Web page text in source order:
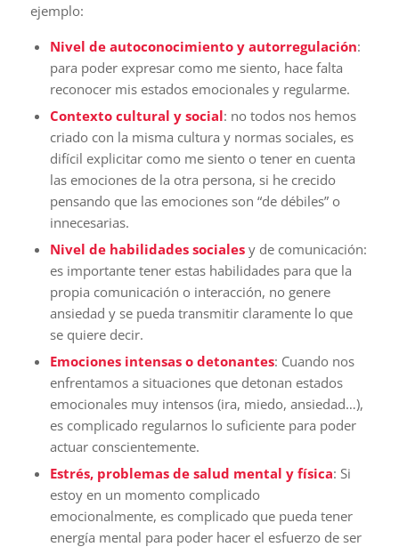
ejemplo:
Nivel de autoconocimiento y autorregulación:
para poder expresar como me siento, hace falta
reconocer mis estados emocionales y regularme.
Contexto cultural y social: no todos nos hemos
criado con la misma cultura y normas sociales, es
difícil explicitar como me siento o tener en cuenta
las emociones de la otra persona, si he crecido
pensando que las emociones son “de débiles” o
innecesarias.
Nivel de habilidades socialesy de comunicación:
es importante tener estas habilidades para que la
propia comunicación o interacción, no genere
ansiedad y se pueda transmitir claramente lo que
se quiere decir.
Emociones intensas o detonantes: Cuando nos
enfrentamos a situaciones que detonan estados
emocionales muy intensos (ira, miedo, ansiedad…),
es complicado regularnos lo suficiente para poder
actuar conscientemente.
Estrés, problemas de salud mental y física: Si
estoy en un momento complicado
emocionalmente, es complicado que pueda tener
energía mental para poder hacer el esfuerzo de ser